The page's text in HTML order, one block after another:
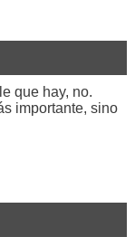
que hay, no.
importante, sino